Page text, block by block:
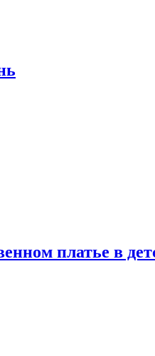
платье в